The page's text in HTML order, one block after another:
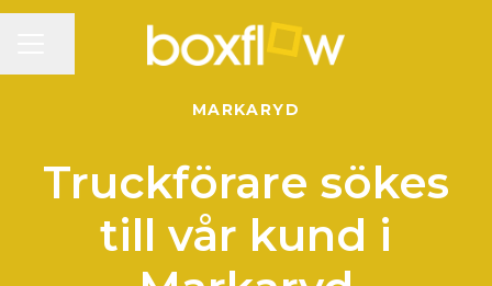
MARKARYD
Truckförare sökes
till vår kund i